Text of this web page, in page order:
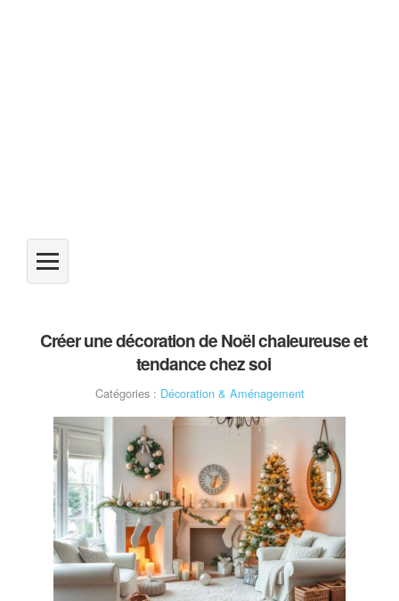
Créer une décoration de Noël chaleureuse et
tendance chez soi
Catégories : Décoration & Aménagement